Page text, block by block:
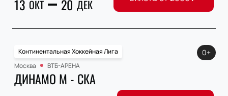
13 ОКТ 20 ДЕК
Континентальная Хоккейная Лига
Москва
ВТБ-АРЕНА
ДИНАМО М - СКА
0+